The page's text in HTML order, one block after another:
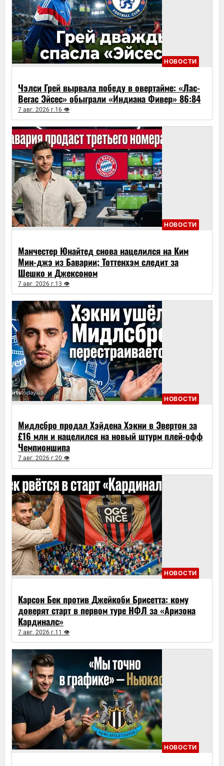
НОВОСТИ
Чэлси Грей вырвала победу в овертайме: «Лас-
Вегас Эйсес» обыграли «Индиана Фивер» 86:84
7 авг. 2026 г.16 👁
НОВОСТИ
Манчестер Юнайтед снова нацелился на Ким
Мин-джэ из Баварии; Тоттенхэм следит за
Шешко и Джексоном
7 авг. 2026 г.13 👁
НОВОСТИ
Мидлсбро продал Хэйдена Хэкни в Эвертон за
£16 млн и нацелился на новый штурм плей-офф
Чемпионшипа
7 авг. 2026 г.20 👁
НОВОСТИ
Карсон Бек против Джейкоби Брисетта: кому
доверят старт в первом туре НФЛ за «Аризона
Кардиналс»
7 авг. 2026 г.11 👁
НОВОСТИ